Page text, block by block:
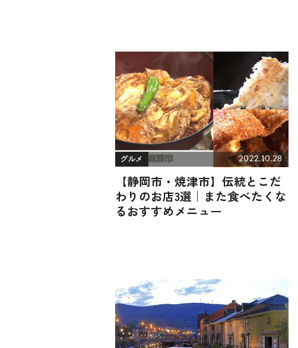
グルメ 2022.10.28
【静岡市・焼津市】伝統とこだ
わりのお店3選｜また食べたくな
るおすすめメニュー